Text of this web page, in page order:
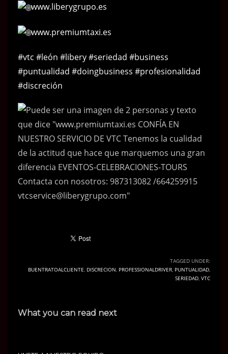
www.liberygrupo.es
www.premiumtaxi.es
#vtc #león #libery#seriedad #business
#puntualidad #doingbusiness #profesionalidad
#discreción
TAGGED UNDER:
BUENTRATOALCLIENTE, DISCRECION, PROFESSIONALDRIVER, PUNTUALIDAD,
SERIEDAD, VTC
What you can read next